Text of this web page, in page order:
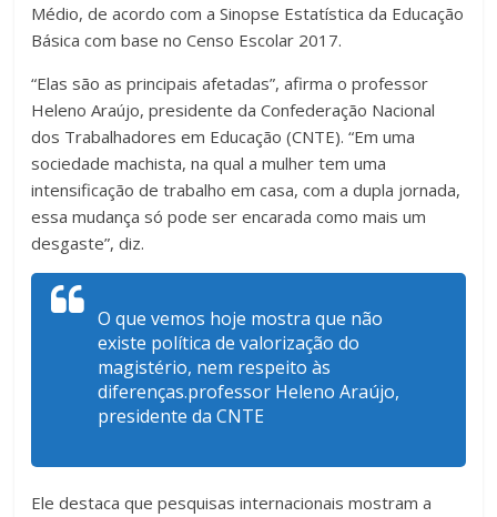
Médio, de acordo com a Sinopse Estatística da Educação
Básica com base no Censo Escolar 2017.
“Elas são as principais afetadas”, afirma o professor
Heleno Araújo, presidente da Confederação Nacional
dos Trabalhadores em Educação (CNTE). “Em uma
sociedade machista, na qual a mulher tem uma
intensificação de trabalho em casa, com a dupla jornada,
essa mudança só pode ser encarada como mais um
desgaste”, diz.
O que vemos hoje mostra que não
existe política de valorização do
magistério, nem respeito às
diferenças.professor Heleno Araújo,
presidente da CNTE
Ele destaca que pesquisas internacionais mostram a